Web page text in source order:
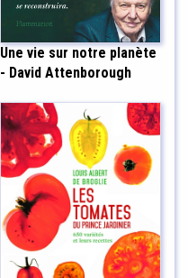
Une vie sur notre planète
- David Attenborough